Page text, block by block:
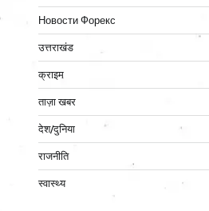
Новости Форекс
उत्तराखंड
क्राइम
ताज़ा खबर
देश/दुनिया
राजनीति
स्वास्थ्य